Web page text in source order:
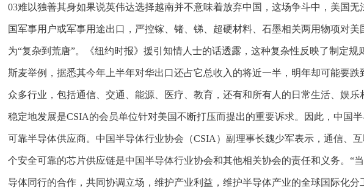
03难以独善其身如果说英伟达选择越南并不意味着放弃中国，这场争斗中，美国
国军事用户或军事用途出口，严控镓、锗、锑、超硬材料、石墨相关两用物项对
为“复杂到荒唐”。《纽约时报》援引知情人士的话透露，这种复杂性反映了制定
斯麦举例，据悉其今年上半年对华出口还占它总收入的将近一半，明年却可能要
众多行业，包括通信、交通、能源、医疗、教育，还有和所有人的日常生活、娱
稳定地发展是CSIA的会员单位针对美国不断打压而提出的重要诉求。因此，中国
可靠半导体供应商。中国半导体行业协会（CSIA）副理事长魏少军表示，通信、
个安全可靠的芯片供应链是中国半导体行业协会和其他相关协会的责任和义务。
导体同行的合作，共同协调立场，维护产业利益，维护半导体产业的全球国际化